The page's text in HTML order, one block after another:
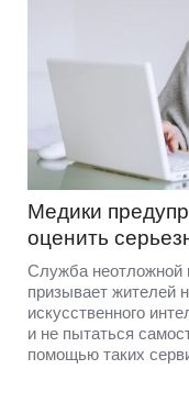
Медики
оценить
Служба неотложной
призывает жителей
искусственного
и не пытаться
помощью таких